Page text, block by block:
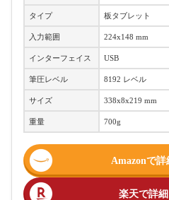
タイプ 板タブレット
入力範囲 224x148 mm
インターフェイス USB
筆圧レベル 8192 レベル
サイズ 338x8x219 mm
重量 700g
Amazonで詳
楽天で詳